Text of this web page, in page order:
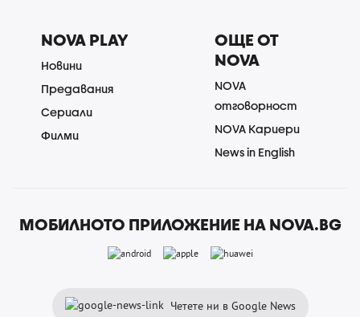
NOVA PLAY
Новини
Предавания
Сериали
Филми
ОЩЕ ОТ
NOVA
NOVA
отговорност
NOVA Кариери
News in English
МОБИЛНОТО ПРИЛОЖЕНИЕ НА NOVA.BG
Четете ни в Google News